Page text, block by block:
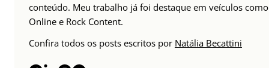
conteúdo. Meu trabalho já foi destaque em veículos
Online e Rock Content.
Confira todos os posts escritos por Natália Becattini